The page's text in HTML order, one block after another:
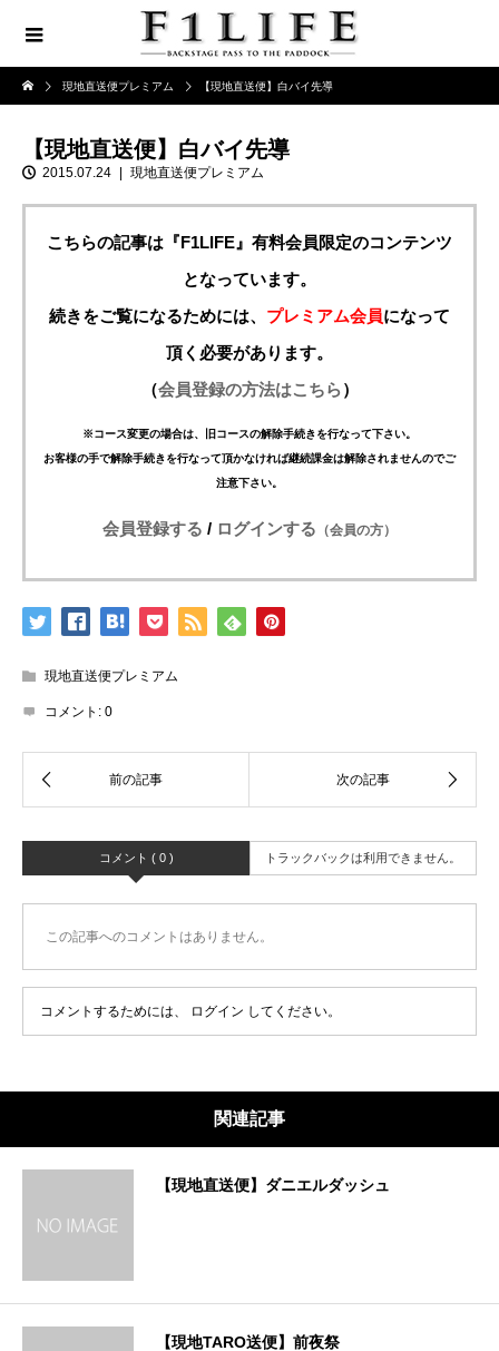
現地直送便プレミアム 【現地直送便】白バイ先導
【現地直送便】白バイ先導
2015.07.24 現地直送便プレミアム
こちらの記事は『F1LIFE』有料会員限定のコンテンツ
となっています。
続きをご覧になるためには、 プレミアム会員になって
頂く必要があります。
（会員登録の方法はこちら）
※コース変更の場合は、旧コースの解除手続きを行なって下さい。
お客様の手で解除手続きを行なって頂かなければ継続課金は解除されませんのでご
注意下さい。
会員登録する / ログインする （会員の方）
現地直送便プレミアム
コメント: 0
コメント ( 0 ) トラックバックは利用できません。
この記事へのコメントはありません。
コメントするためには、 ログイン してください。
関連記事
【現地直送便】ダニエルダッシュ
【現地TARO送便】前夜祭